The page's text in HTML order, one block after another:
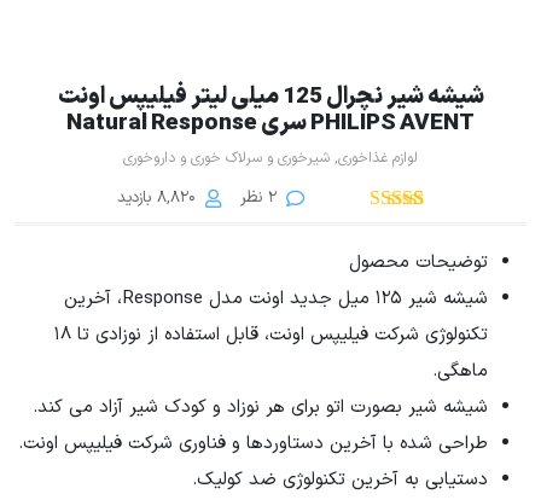
شیشه شیر نچرال 125 میلی لیتر فیلیپس اونت
PHILIPS AVENT سری Natural Response
لوازم غذاخوری,شیرخوری و سرلاک خوری و داروخوری
مشتری
2 نظر 8,820 بازدید
توضیحات محصول
شیشه شیر 125 میل جدید اونت مدل Response، آخرین
تکنولوژی شرکت فیلیپس اونت، قابل استفاده از نوزادی تا 18
ماهگی.
شیشه شیر بصورت اتو برای هر نوزاد و کودک شیر آزاد می کند.
طراحی شده با آخرین دستاوردها و فناوری شرکت فیلیپس اونت.
دستیابی به آخرین تکنولوژی ضد کولیک.